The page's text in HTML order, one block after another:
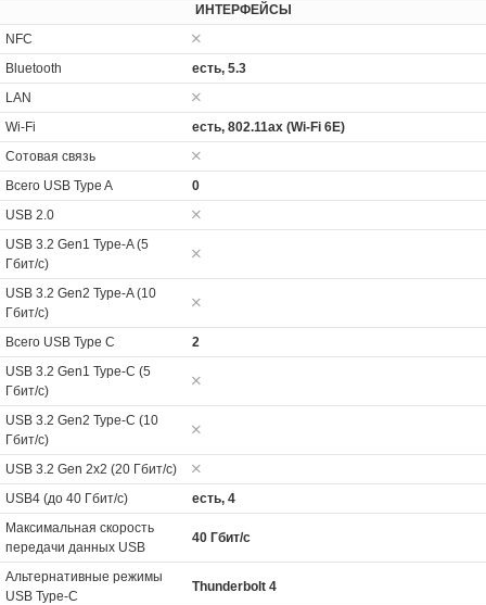
ИНТЕРФЕЙСЫ
NFC
Bluetooth
есть, 5.3
LAN
Wi-Fi
есть, 802.11ax (Wi-Fi 6E)
Сотовая связь
Всего USB Type A
0
USB 2.0
USB 3.2 Gen1 Type-A (5
Гбит/с)
USB 3.2 Gen2 Type-A (10
Гбит/с)
Всего USB Type C
2
USB 3.2 Gen1 Type-C (5
Гбит/с)
USB 3.2 Gen2 Type-C (10
Гбит/с)
USB 3.2 Gen 2x2 (20 Гбит/с)
USB4 (до 40 Гбит/с)
есть, 4
Максимальная скорость
передачи данных USB
40 Гбит/с
Альтернативные режимы
USB Type-C
Thunderbolt 4